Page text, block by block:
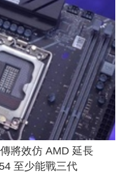
將效仿 AMD 延長
至少能戰三代